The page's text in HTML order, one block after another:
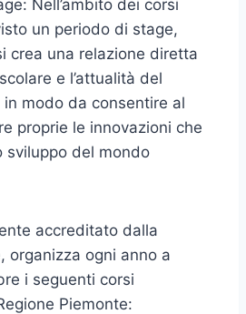
Nell’ambito dei corsi
un periodo di stage,
crea una relazione diretta
e l’attualità del
modo da consentire al
proprie le innovazioni che
sviluppo del mondo
accreditato dalla
organizza ogni anno a
i seguenti corsi
Piemonte: